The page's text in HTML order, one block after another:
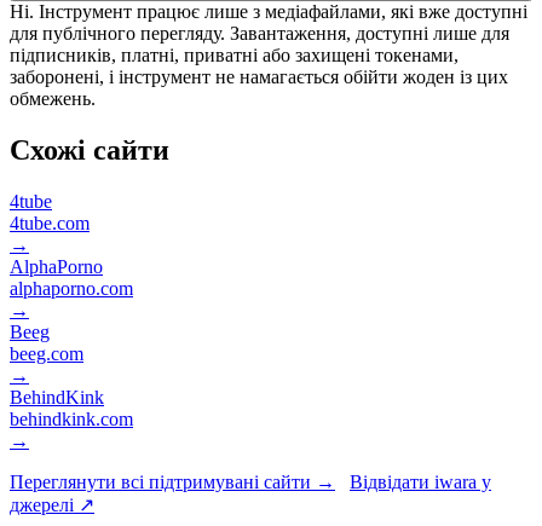
Ні. Інструмент працює лише з медіафайлами, які вже доступні
для публічного перегляду. Завантаження, доступні лише для
підписників, платні, приватні або захищені токенами,
заборонені, і інструмент не намагається обійти жоден із цих
обмежень.
Схожі сайти
4tube
4tube.com
→
AlphaPorno
alphaporno.com
→
Beeg
beeg.com
→
BehindKink
behindkink.com
→
Переглянути всі підтримувані сайти →
Відвідати iwara у
джерелі ↗